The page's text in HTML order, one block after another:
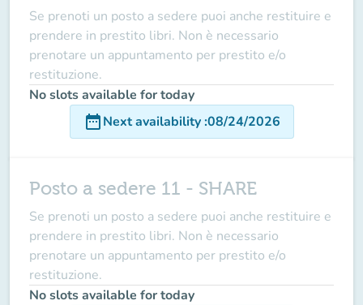
Se prenoti un posto a sedere puoi anche restituire e
prendere in prestito libri. Non è necessario
prenotare un appuntamento per prestito e/o
restituzione.
No slots available for today
date_rangeNext availability:08/24/2026
Posto a sedere 11 - SHARE
Se prenoti un posto a sedere puoi anche restituire e
prendere in prestito libri. Non è necessario
prenotare un appuntamento per prestito e/o
restituzione.
No slots available for today